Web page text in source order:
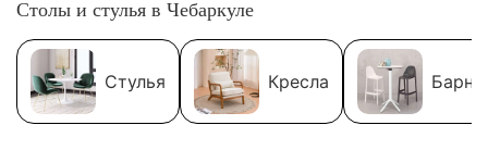
Столы и стулья в Чебаркуле
Стулья Кресла